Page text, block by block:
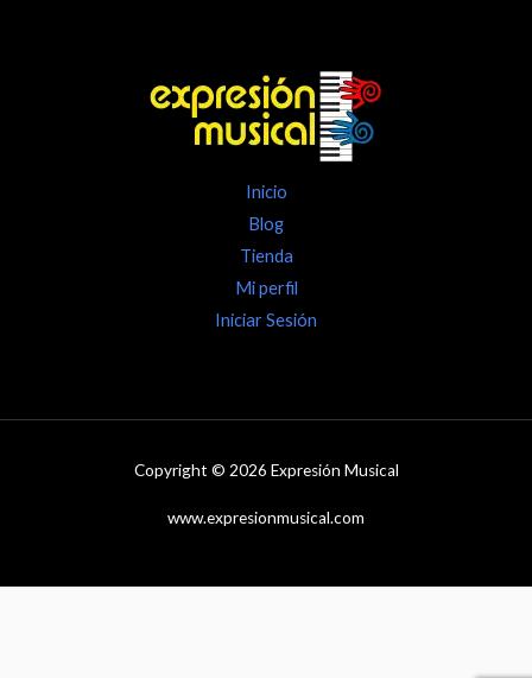
Inicio
Blog
Tienda
Mi perfil
Iniciar Sesión
Copyright © 2026 Expresión Musical
www.expresionmusical.com